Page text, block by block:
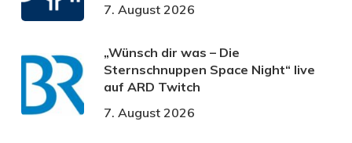
7. August 2026
„Wünsch dir was – Die
Sternschnuppen Space Night“ live
auf ARD Twitch
7. August 2026